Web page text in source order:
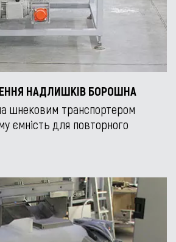
НАДЛИШКІВ БОРОШНА
шнековим транспортером
ємність для повторного